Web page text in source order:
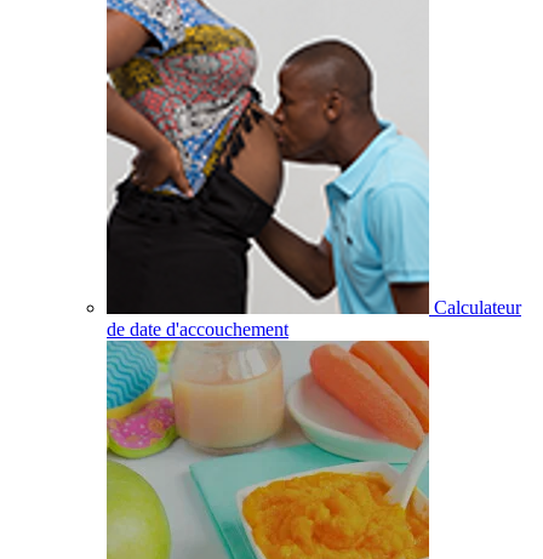
Calculateur
de date d'accouchement